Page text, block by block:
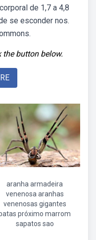
de 1,7 a 4,8
se esconder nos.
button below.
aranha armadeira
venenosa aranhas
venenosas gigantes
próximo marrom
sapatos sao